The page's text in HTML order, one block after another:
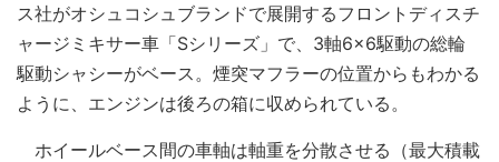
ス社がオシュコシュブランドで展開するフロントディスチ
ャージミキサー車「Sシリーズ」で、3軸6×6駆動の総輪
駆動シャシーがベース。煙突マフラーの位置からもわかる
ように、エンジンは後ろの箱に収められている。
ホイールベース間の車軸は軸重を分散させる（最大積載